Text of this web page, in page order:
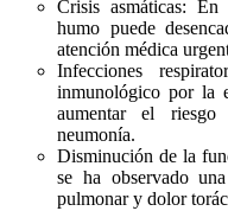
Crisis asmáticas:
humo puede
atención médica
Infecciones
inmunológico por la
aumentar el
neumonía.
Disminución de la
se ha observado
pulmonar y dolor